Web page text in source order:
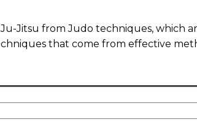
Jitsu from Judo techniques, which
that come from effective